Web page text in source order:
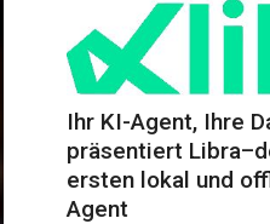
Ihr KI-Agent, Ihre
präsentiert
ersten lokal und
Agent